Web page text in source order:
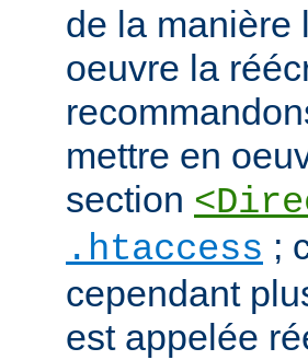
de la manière
oeuvre la
mettre en
section
.htaccess ;
cependant
est appelée